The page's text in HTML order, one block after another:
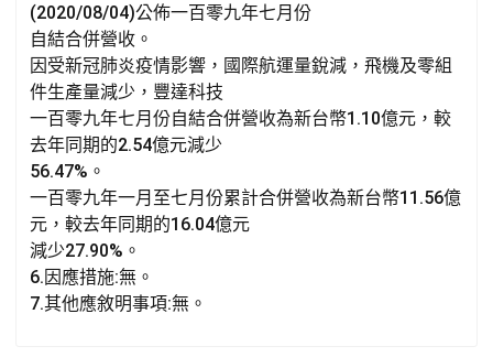
(2020/08/04)公佈一百零九年七月份
自結合併營收。
因受新冠肺炎疫情影響，國際航運量銳減，飛機及零組
件生產量減少，豐達科技
一百零九年七月份自結合併營收為新台幣1.10億元，較
去年同期的2.54億元減少
56.47%。
一百零九年一月至七月份累計合併營收為新台幣11.56億
元，較去年同期的16.04億元
減少27.90%。
6.因應措施:無。
7.其他應敘明事項:無。